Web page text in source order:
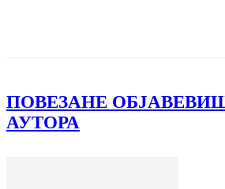
ПОВЕЗАНЕ ОБЈАВЕ
АУТОРА